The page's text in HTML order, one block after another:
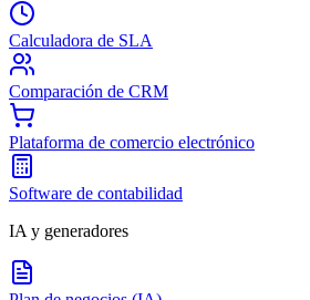
Calculadora de SLA
Comparación de CRM
Plataforma de comercio electrónico
Software de contabilidad
IA y generadores